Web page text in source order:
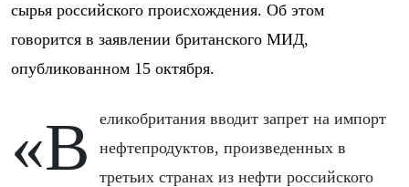
сырья российского происхождения. Об этом
говорится в заявлении британского МИД,
опубликованном 15 октября.
«Великобритания вводит запрет на импорт
нефтепродуктов, произведенных в
третьих странах из нефти российского